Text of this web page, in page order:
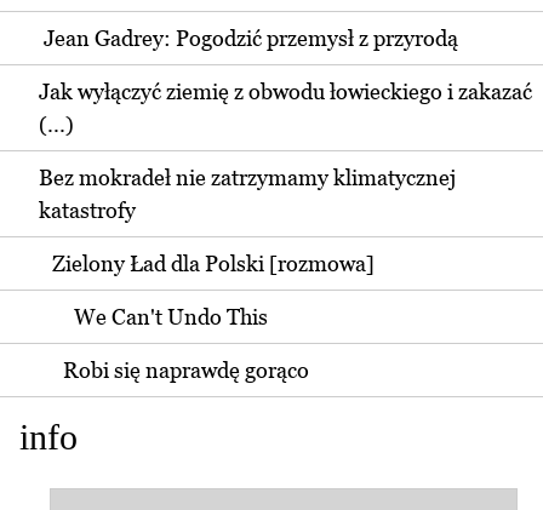
Jean Gadrey: Pogodzić przemysł z przyrodą
Jak wyłączyć ziemię z obwodu łowieckiego i zakazać
(...)
Bez mokradeł nie zatrzymamy klimatycznej
katastrofy
Zielony Ład dla Polski [rozmowa]
We Can't Undo This
Robi się naprawdę gorąco
info